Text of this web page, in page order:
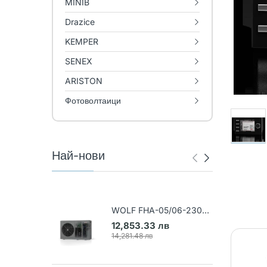
MINIB
Drazice
KEMPER
SENEX
ARISTON
Фотоволтаици
Най-нови
WOLF FHA-05/06-230V
Термопомпа въздух-вода
(Арт. 9148031)
12,853.33 лв
14,281.48 лв